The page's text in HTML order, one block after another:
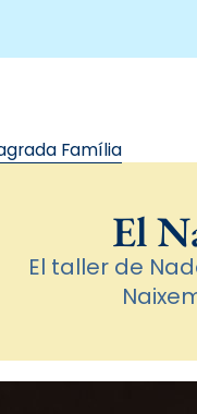
Família
El
El taller de